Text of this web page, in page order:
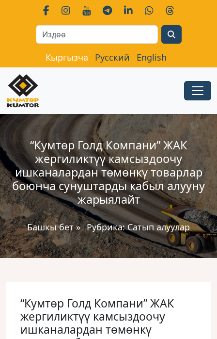
Кыргызча Русский English
“Кумтөр Голд Компани” ЖАК
жергиликтүү камсыздоочу
ишканалардан төмөнкү товарлар
боюнча сунуштарды кабыл алууну
жарыялайт
Башкы бет» Рубрика:Сатып алуулар
“Кумтөр Голд Компани” ЖАК
жергиликтүү камсыздоочу
ишканалардан төмөнкү